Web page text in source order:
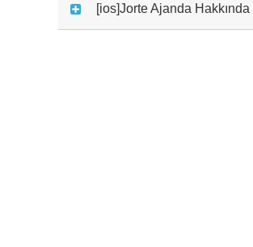
[ios]Jorte Ajanda Hakkında